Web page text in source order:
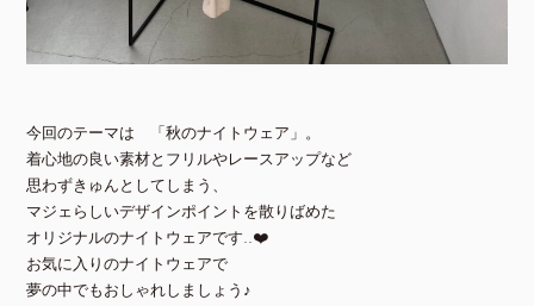
今回のテーマは 「秋のナイトウェア」。
着心地の良い素材とフリルやレースアップなど
思わずきゅんとしてしまう、
マジェらしいデザインポイントを散りばめた
オリジナルのナイトウェアです..❤️
お気に入りのナイトウェアで
夢の中でもおしゃれしましょう♪